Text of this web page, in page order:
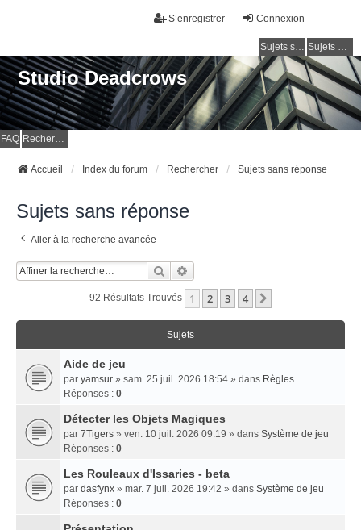
Connexion
S’enregistrer
Sujets sans réponse Sujets actifs
Studio Deadcrows
FAQ Rechercher
Accueil Index du forum Rechercher Sujets sans réponse
Sujets sans réponse
Aller à la recherche avancée
Rechercher
92 Résultats Trouvés 1 2 3 4
Sujets
Aide de jeu
par yamsur » sam. 25 juil. 2026 18:54 » dans Règles
Réponses : 0
Détecter les Objets Magiques
par 7Tigers » ven. 10 juil. 2026 09:19 » dans Système de jeu
Réponses : 0
Les Rouleaux d'Issaries - beta
par dasfynx » mar. 7 juil. 2026 19:42 » dans Système de jeu
Réponses : 0